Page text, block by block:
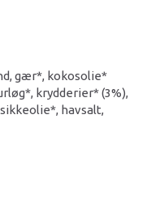
gær*, kokosolie*
krydderier* (3%),
havsalt,